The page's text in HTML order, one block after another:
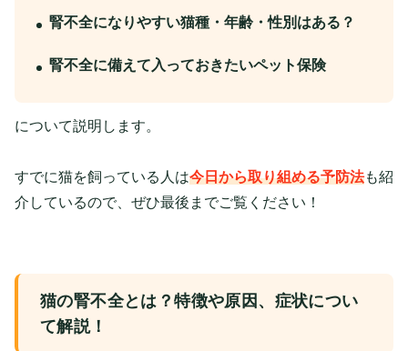
腎不全になりやすい猫種・年齢・性別はある？
腎不全に備えて入っておきたいペット保険
について説明します。
すでに猫を飼っている人は今日から取り組める予防法も紹
介しているので、ぜひ最後までご覧ください！
猫の腎不全とは？特徴や原因、症状につい
て解説！